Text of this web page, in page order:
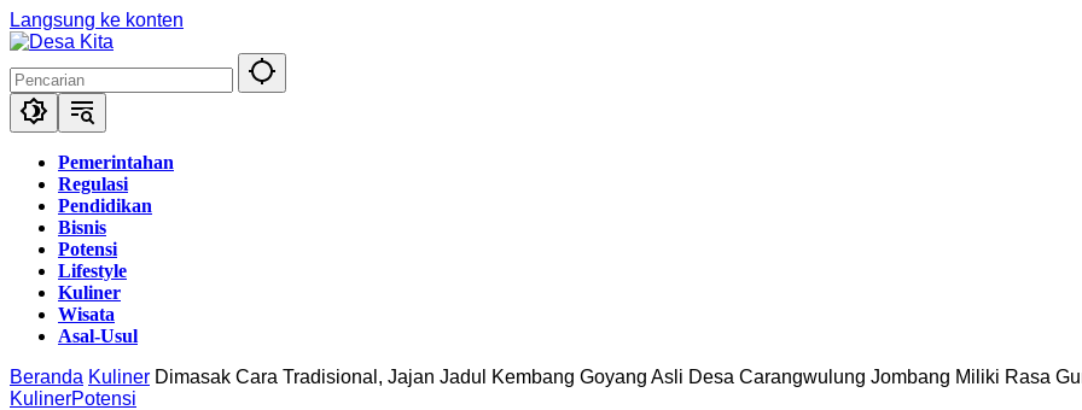
Langsung ke konten
Pemerintahan
Regulasi
Pendidikan
Bisnis
Potensi
Lifestyle
Kuliner
Wisata
Asal-Usul
Beranda Kuliner Dimasak Cara Tradisional, Jajan Jadul Kembang Goyang Asli Desa Carangwulung Jombang Miliki Rasa
KulinerPotensi